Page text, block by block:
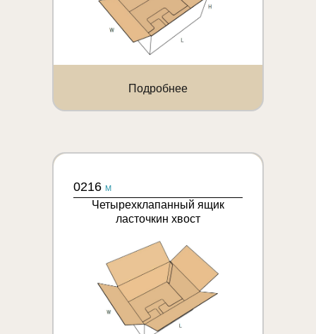
Подробнее
0216 M
Четырехклапанный ящик
ласточкин хвост